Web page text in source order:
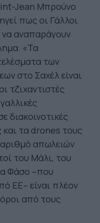
Jean Μπρούνο
πως οι Γάλλοι
να αναπαράγουν
«Τα
των
στο Σαχέλ είναι
τζιχαντιστές
διακοινοτικές
και τα drones τους
απωλειών
του Μάλι, του
Φάσο –που
ΕΕ– είναι πλέον
από τους